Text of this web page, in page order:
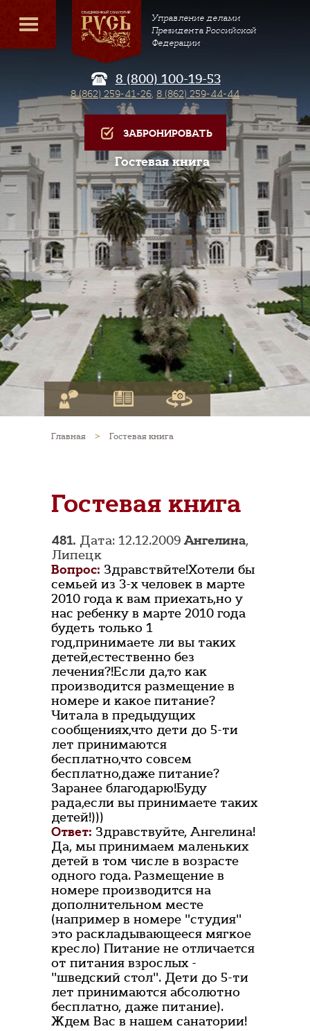
Управление делами
Президента Российской
Федерации
8 (800) 100-19-53
8 (862) 259-41-26, 8 (862) 259-44-44
ЗАБРОНИРОВАТЬ
Гостевая книга
Главная > Гостевая книга
Гостевая книга
481. Дата: 12.12.2009Ангелина,
Липецк
Вопрос: Здравствйте!Хотели бы
семьей из 3-х человек в марте
2010 года к вам приехать,но у
нас ребенку в марте 2010 года
будеть только 1
год,принимаете ли вы таких
детей,естественно без
лечения?!Если да,то как
производится размещение в
номере и какое питание?
Читала в предыдущих
сообщениях,что дети до 5-ти
лет принимаются
бесплатно,что совсем
бесплатно,даже питание?
Заранее благодарю!Буду
рада,если вы принимаете таких
детей!)))
Ответ: Здравствуйте, Ангелина!
Да, мы принимаем маленьких
детей в том числе в возрасте
одного года. Размещение в
номере производится на
дополнительном месте
(например в номере "студия"
это раскладывающееся мягкое
кресло) Питание не отличается
от питания взрослых -
"шведский стол". Дети до 5-ти
лет принимаются абсолютно
бесплатно, даже питание).
Ждем Вас в нашем санатории!